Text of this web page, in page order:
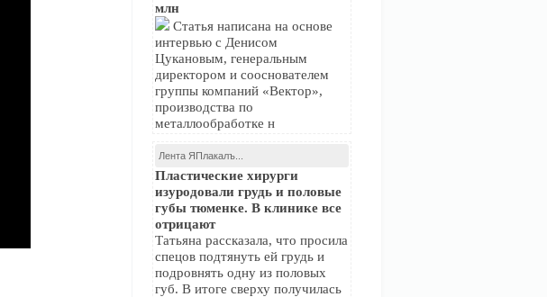
млн
Статья написана на основе
интервью с Денисом
Цукановым, генеральным
директором и сооснователем
группы компаний «Вектор»,
производства по
металлообработке н
Лента ЯПлакалъ...
Пластические хирурги
изуродовали грудь и половые
губы тюменке. В клинике все
отрицают
Татьяна рассказала, что просила
спецов подтянуть ей грудь и
подровнять одну из половых
губ. В итоге сверху получилась